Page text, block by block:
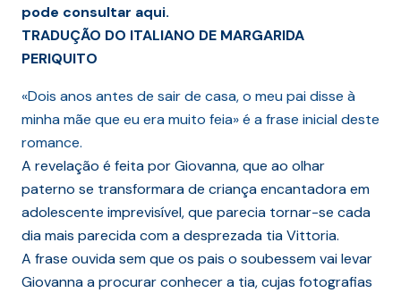
pode consultar aqui.
TRADUÇÃO DO ITALIANO DE MARGARIDA
PERIQUITO
«Dois anos antes de sair de casa, o meu pai disse à
minha mãe que eu era muito feia» é a frase inicial deste
romance.
A revelação é feita por Giovanna, que ao olhar
paterno se transformara de criança encantadora em
adolescente imprevisível, que parecia tornar-se cada
dia mais parecida com a desprezada tia Vittoria.
A frase ouvida sem que os pais o soubessem vai levar
Giovanna a procurar conhecer a tia, cujas fotografias